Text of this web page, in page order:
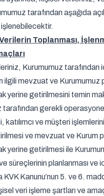
tarafından aşağıda
Toplanması,
Kurumumuz tarafından
ilgili mevzuat ve Kurumumuz
yerine getirilmesini temin
tarafından gerekli
katılımcı ve müşteri
ve mevzuat ve Kurum
yerine getirilmesi ile
süreçlerinin planlanması ve
KVK Kanunu’nun 5. ve 6.
veri işleme şartları ve